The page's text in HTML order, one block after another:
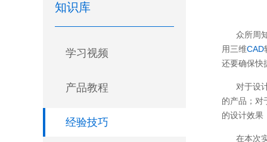
知识库
学习视频
产品教程
经验技巧
众所周
用三维CAD
还要确保快
对于设
的产品；对
的设计效果
在本次